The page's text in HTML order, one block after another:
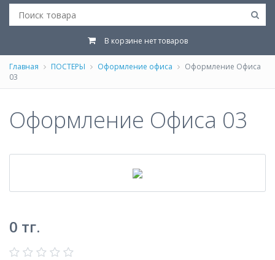
В корзине нет товаров
Главная ПОСТЕРЫ Оформление офиса
Оформление Офиса
03
Оформление Офиса 03
0 тг.